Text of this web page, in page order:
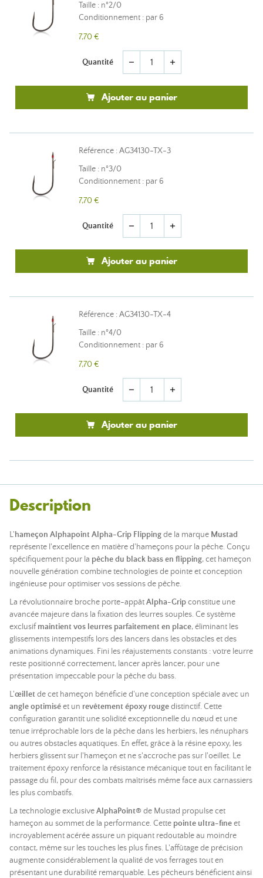
Taille : n°2/0
Conditionnement : par 6
7,70 €
Quantité remove add
Ajouter au panier
Référence : AG34130-TX-3
Taille : n°3/0
Conditionnement : par 6
7,70 €
Quantité remove add
Ajouter au panier
Référence : AG34130-TX-4
Taille : n°4/0
Conditionnement : par 6
7,70 €
Quantité remove add
Ajouter au panier
Description
L'hameçon Alphapoint Alpha-Grip Flippingde la marque Mustad
représente l'excellence en matière d'hameçons pour la pêche. Conçu
spécifiquement pour la pêche du black bass en flipping, cet hameçon
nouvelle génération combine technologies de pointe et conception
ingénieuse pour optimiser vos sessions de pêche.
La révolutionnaire broche porte-appâtAlpha-Gripconstitue une
avancée majeure dans la fixation des leurres souples. Ce système
exclusif maintient vos leurres parfaitement en place, éliminant les
glissements intempestifs lors des lancers dans les obstacles et des
animations dynamiques. Fini les réajustements constants : votre leurre
reste positionné correctement, lancer après lancer, pour une
présentation impeccable pour la pêche du bass.
L'œilletde cet hameçon bénéficie d'une conception spéciale avec un
angle optimiséet un revêtement époxy rougedistinctif. Cette
configuration garantit une solidité exceptionnelle du nœud et une
tenue irréprochable lors de la pêche dans les herbiers, les nénuphars
ou autres obstacles aquatiques. En effet, grâce à la résine epoxy, les
herbiers glissent sur l'hameçon et ne s'accroche pas sur l'oeillet. Le
traitement époxy renforce la résistance mécanique tout en facilitant le
passage du fil, pour des combats maîtrisés même face aux carnassiers
les plus combatifs.
La technologie exclusiveAlphaPoint®de Mustad propulse cet
hameçon au sommet de la performance. Cette pointe ultra-fineet
incroyablement acérée assure un piquant redoutable au moindre
contact, même sur les touches les plus fines. L'affûtage de précision
augmente considérablement la qualité de vos ferrages tout en
présentant une durabilité remarquable. Les pêcheurs bénéficient ainsi